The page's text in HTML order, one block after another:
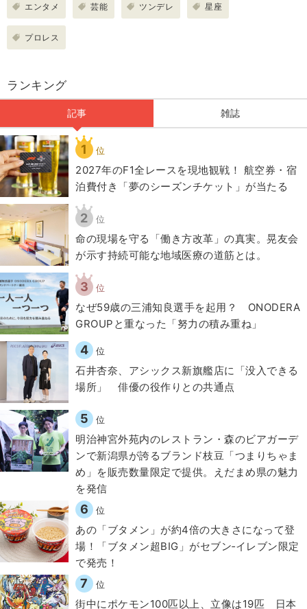
エンタメ 芸能 ツンデレ 星座
プロレス
ランキング
記事 雑誌
1 位
2027年のF1全レースを現地観戦！ 航空券・宿
泊費付き「夢のシーズンチケット」が当たる
2 位
​命の現場を守る「働き方改革」の真実。晃友会
が示す持続可能な地域医療の道筋とは。
3 位
なぜ59歳の三浦知良選手を起用？ ONODERA
GROUPと重なった「努力の積み重ね」
4 位
石井杏奈、アシックス新旗艦店に「没入できる
場所」 俳優の役作りとの共通点
5 位
明治神宮外苑内のレストラン・森のビアガーデ
ンで新潟県が誇るブランド枝豆「つまりちゃま
め」を販売数量限定で提供。えだまめ県の魅力
を発信
6 位
あの「ブタメン」が約4倍の大きさになって登
場！「ブタメン超BIG」がセブン‐イレブン限定
で発売！
7 位
街中にポケモン100匹以上、立像は19匹 日本